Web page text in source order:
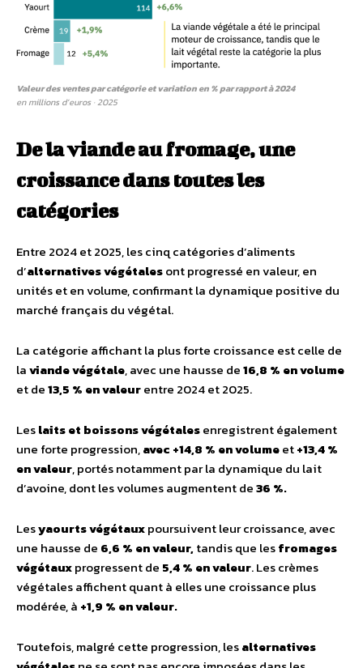
Valeur des ventes par catégorie et variation en % par rapport à 2024
en millions d’euros · 2025
De la viande au fromage, une
croissance dans toutes les
catégories
Entre 2024 et 2025, les cinq catégories d’aliments
d’alternatives végétalesont progressé en valeur, en
unités et en volume, confirmant la dynamique positive du
marché français du végétal.
La catégorie affichant la plus forte croissance est celle de
laviande végétale, avec une hausse de16,8 % en volume
et de13,5 % en valeurentre 2024 et 2025.
Leslaits et boissons végétalesenregistrent également
une forte progression,avec +14,8 % en volumeet+13,4 %
en valeur, portés notamment par la dynamique du lait
d’avoine, dont les volumes augmentent de36 %.
Lesyaourts végétauxpoursuivent leur croissance, avec
une hausse de 6,6 % en valeur,tandis que lesfromages
végétauxprogressent de 5,4 % en valeur. Les crèmes
végétales affichent quant à elles une croissance plus
modérée, à +1,9 % en valeur.
Toutefois, malgré cette progression, lesalternatives